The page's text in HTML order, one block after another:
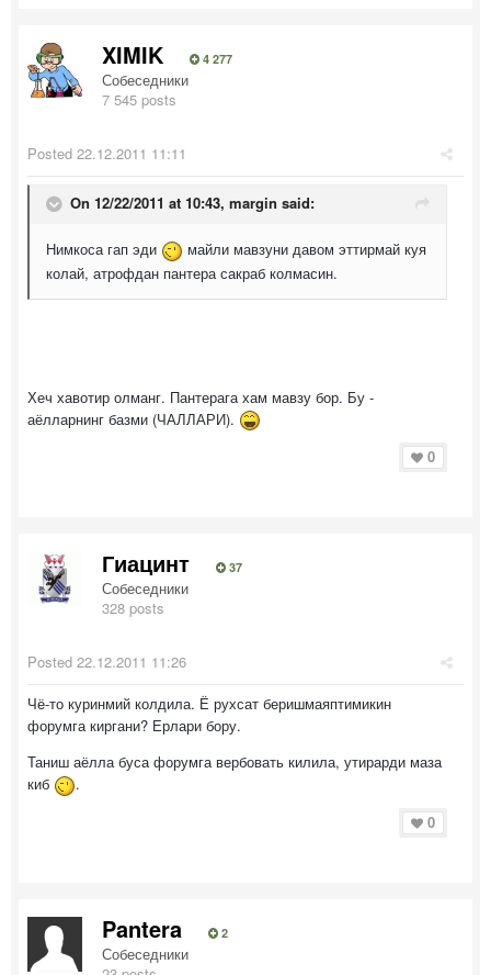
XIMIK 4 277
Собеседники
7 545 posts
Posted 22.12.2011 11:11
On 12/22/2011 at 10:43, margin said:
Нимкоса гап эди
майли мавзуни давом эттирмай куя
колай, атрофдан пантера сакраб колмасин.
Хеч хавотир олманг. Пантерага хам мавзу бор. Бу -
аёлларнинг базми (ЧАЛЛАРИ).
0
Гиацинт 37
Собеседники
328 posts
Posted 22.12.2011 11:26
Чё-то куринмий колдила. Ё рухсат беришмаяптимикин
форумга киргани? Ерлари бору.
Таниш аёлла буса форумга вербовать килила, утирарди маза
киб
.
0
Pantera 2
Собеседники